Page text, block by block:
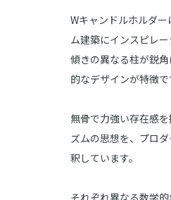
Wキャンドルホルダ
ム建築にインスピレー
傾きの異なる柱が鋭
的なデザインが特徴で
無骨で力強い存在感
ズムの思想を、プロ
釈しています。
それぞれ異なる数学